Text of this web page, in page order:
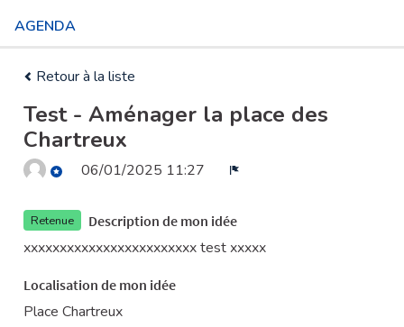
AGENDA
Retour à la liste
Test - Aménager la place des
Chartreux
06/01/2025 11:27
Retenue Description de mon idée
xxxxxxxxxxxxxxxxxxxxxxxx test xxxxx
Localisation de mon idée
Place Chartreux